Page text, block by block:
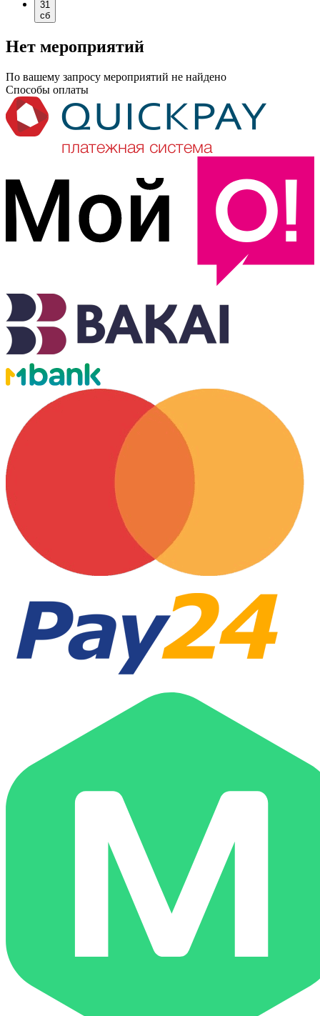
31
сб
Нет мероприятий
По вашему запросу мероприятий не найдено
Способы оплаты